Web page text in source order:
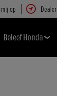
op Dealer
Beleef Honda